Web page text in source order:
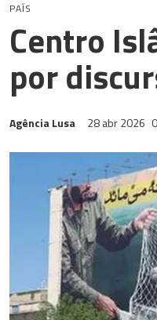
PAÍS
Centro
por
Agência Lusa 28 abr 2026